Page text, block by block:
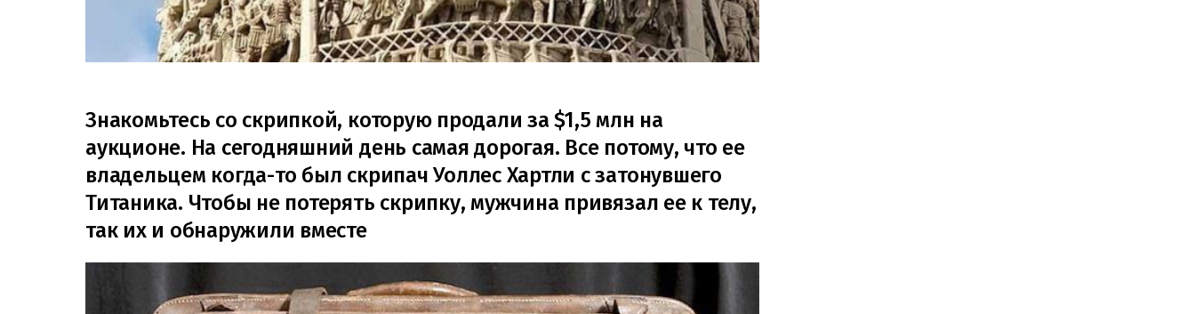
Знакомьтесь со скрипкой, которую продали за $1,5 млн на
аукционе. На сегодняшний день самая дорогая. Все потому, что ее
владельцем когда-то был скрипач Уоллес Хартли с затонувшего
Титаника. Чтобы не потерять скрипку, мужчина привязал ее к телу,
так их и обнаружили вместе